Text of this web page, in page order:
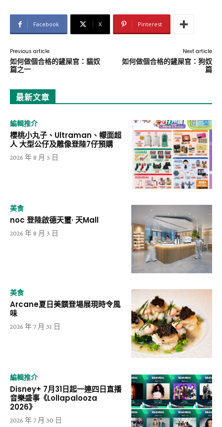
Facebook X Pinterest
Previous article
如何做個合格的鏟屎官：貓奴
篇之一
Next article
如何做個合格的鏟屎官：狗奴
篇
最新文章
編輯推介
櫻桃小丸子、Ultraman、幪面超
人 大型公仔及雕像登陸7仔預購
2026 年 8 月 5 日
美食
noc 登陸啟德天璽· 天Mall
2026 年 8 月 3 日
美食
Arcane夏日美饌登場展現時令風
味
2026 年 7 月 31 日
編輯推介
Disney+ 7月31日起一連四日直播
音樂盛事《Lollapalooza
2026》
2026 年 7 月 30 日